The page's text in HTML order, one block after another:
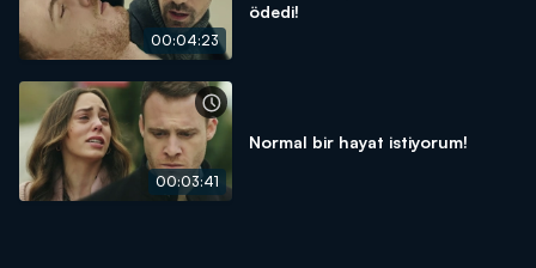
00:04:23
ödedi!
00:03:41
Normal bir hayat istiyorum!